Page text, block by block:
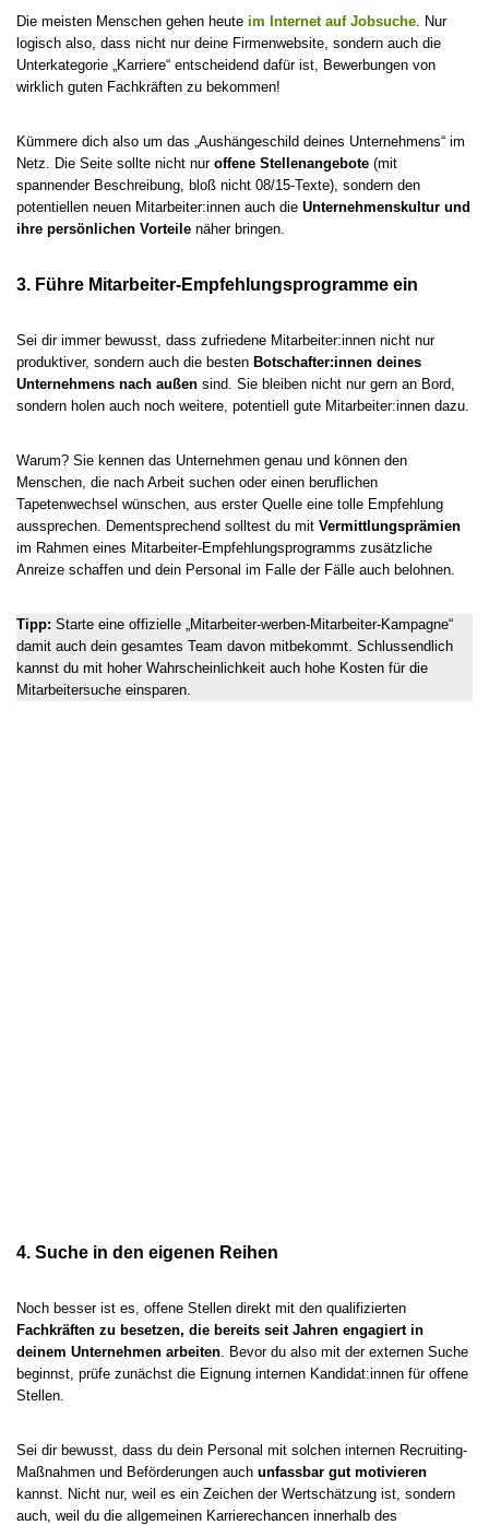
Die meisten Menschen gehen heute im Internet auf Jobsuche . Nur
logisch also, dass nicht nur deine Firmenwebsite, sondern auch die
Unterkategorie „Karriere“ entscheidend dafür ist, Bewerbungen von
wirklich guten Fachkräften zu bekommen!
Kümmere dich also um das „Aushängeschild deines Unternehmens“ im
Netz. Die Seite sollte nicht nur offene Stellenangebote (mit
spannender Beschreibung, bloß nicht 08/15-Texte), sondern den
potentiellen neuen Mitarbeiter:innen auch die Unternehmenskultur und
ihre persönlichen Vorteile näher bringen.
3. Führe Mitarbeiter-Empfehlungsprogramme ein
Sei dir immer bewusst, dass zufriedene Mitarbeiter:innen nicht nur
produktiver, sondern auch die besten Botschafter:innen deines
Unternehmens nach außen sind. Sie bleiben nicht nur gern an Bord,
sondern holen auch noch weitere, potentiell gute Mitarbeiter:innen dazu.
Warum? Sie kennen das Unternehmen genau und können den
Menschen, die nach Arbeit suchen oder einen beruflichen
Tapetenwechsel wünschen, aus erster Quelle eine tolle Empfehlung
aussprechen. Dementsprechend solltest du mit Vermittlungsprämien
im Rahmen eines Mitarbeiter-Empfehlungsprogramms zusätzliche
Anreize schaffen und dein Personal im Falle der Fälle auch belohnen.
Tipp: Starte eine offizielle „Mitarbeiter-werben-Mitarbeiter-Kampagne“
damit auch dein gesamtes Team davon mitbekommt. Schlussendlich
kannst du mit hoher Wahrscheinlichkeit auch hohe Kosten für die
Mitarbeitersuche einsparen.
4. Suche in den eigenen Reihen
Noch besser ist es, offene Stellen direkt mit den qualifizierten
Fachkräften zu besetzen, die bereits seit Jahren engagiert in
deinem Unternehmen arbeiten . Bevor du also mit der externen Suche
beginnst, prüfe zunächst die Eignung internen Kandidat:innen für offene
Stellen.
Sei dir bewusst, dass du dein Personal mit solchen internen Recruiting-
Maßnahmen und Beförderungen auch unfassbar gut motivieren
kannst. Nicht nur, weil es ein Zeichen der Wertschätzung ist, sondern
auch, weil du die allgemeinen Karrierechancen innerhalb des